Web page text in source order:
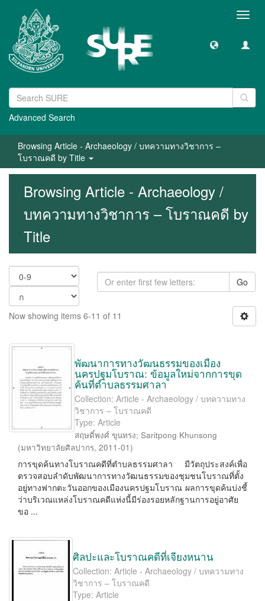
Advanced Search
Browsing Article - Archaeology / บทความทางวิชาการ –
โบราณคดี by Title
Browsing Article - Archaeology /
บทความทางวิชาการ – โบราณคดี by
Title
Go
Now showing items 6-11 of 11
พัฒนาการทางวัฒนธรรมของเมือง
นครปฐมโบราณ: ข้อมูลใหม่จากการขุด
ค้นที่ตำบลธรรมศาลา
Collection: Article - Archaeology / บทความทาง
วิชาการ – โบราณคดี
Type: Article
สฤษดิ์พงศ์ ขุนทรง; Saritpong Khunsong
(มหาวิทยาลัยศิลปากร, 2011-01)
การขุดค้นทางโบราณคดีที่ตำบลธรรมศาลา มีวัตถุประสงค์เพื่อ
ตรวจสอบลำดับพัฒนาการทางวัฒนธรรมของชุมชนโบราณที่ตั้ง
อยู่ทางฟากตะวันออกของเมืองนครปฐมโบราณ ผลการขุดค้นบ่งชี้
ว่าบริเวณแหล่งโบราณคดีแห่งนี้มีร่องรอยหลักฐานการอยู่อาศัย
ขอ ...
ศิลปะและโบราณคดีที่เจียงหนาน
Collection: Article - Archaeology / บทความทาง
วิชาการ – โบราณคดี
Type: Article